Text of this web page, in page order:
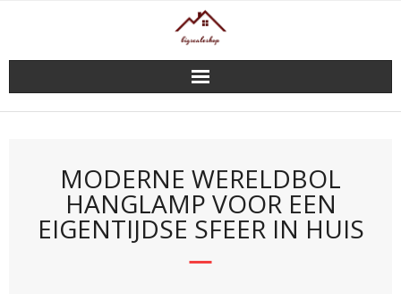
MODERNE WERELDBOL
HANGLAMP VOOR EEN
EIGENTIJDSE SFEER IN HUIS